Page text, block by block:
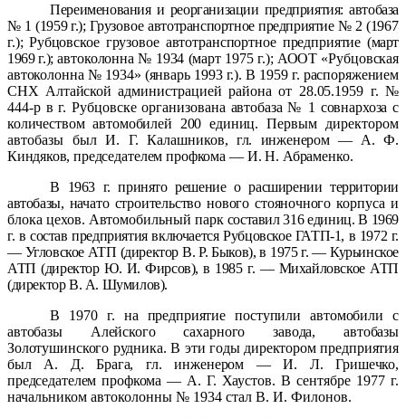
Переименования и реорганизации предприятия: автобаза
№ 1 (1959 г.); Грузовоеавтотранспортное предприятие № 2 (1967
г.);Рубцовское грузовое автотранспортное предприятие (март
1969 г.); автоколонна № 1934 (март 1975 г.); АООТ «Рубцовская
автоколонна № 1934» (январь 1993 г.). В 1959 г. распоряжением
СНХ Алтайскойадминистрацией района от 28.05.1959 г. №
444-р в г. Рубцовске организована автобаза № 1 совнархоза с
количеством автомобилей 200 единиц.Первым директором
автобазы был И. Г. Калашников, гл. инженером — А. Ф.
Киндяков,председателем профкома — И. Н. Абраменко.
В 1963 г. принято решение о расширении территории
автобазы, начато строительство нового стояночногокорпуса и
блока цехов. Автомобильный парк составил 316 единиц. В 1969
г. в состав предприятия включается Рубцовское ГАТП-1, в 1972 г.
— Угловское АТП (директор В. Р. Быков), в 1975 г. — Курьинское
АТП (директор Ю. И. Фирсов), в 1985 г. — Михайловское АТП
(директор В. А. Шумилов).
В 1970 г. на предприятие поступили автомобили с
автобазы Алейского сахарного завода, автобазы
Золотушинского рудника. В эти годы директором предприятия
был А. Д. Брага, гл. инженером — И. Л. Гришечко,
председателем профкома — А. Г. Хаустов. В сентябре 1977 г.
начальником автоколонны № 1934 стал В. И. Филонов.